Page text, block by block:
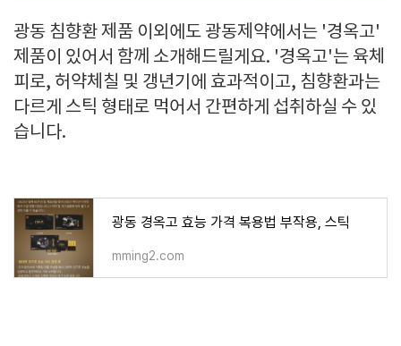
광동 침향환 제품 이외에도 광동제약에서는 '경옥고'
제품이 있어서 함께 소개해드릴게요. '경옥고'는 육체
피로, 허약체칠 및 갱년기에 효과적이고, 침향환과는
다르게 스틱 형태로 먹어서 간편하게 섭취하실 수 있
습니다.
광동 경옥고 효능 가격 복용법 부작용, 스틱
mming2.com